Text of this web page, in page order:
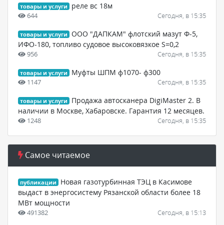
товары и услуги реле вс 18м
644 Сегодня, в 15:35
товары и услуги
ООО "ДАПКАМ" флотский мазут Ф-5,
ИФО-180, топливо судовое высоковязкое S=0,2
956 Сегодня, в 15:35
товары и услуги Муфты ШПМ ф1070- ф300
1147 Сегодня, в 15:35
товары и услуги
Продажа автосканера DigiMaster 2. В
наличии в Москве, Хабаровске. Гарантия 12 месяцев.
1248 Сегодня, в 15:35
Самое читаемое
публикации
Новая газотурбинная ТЭЦ в Касимове
выдаст в энергосистему Рязанской области более 18
МВт мощности
491382 Сегодня, в 15:13